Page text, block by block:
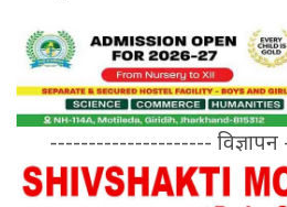
---------------------